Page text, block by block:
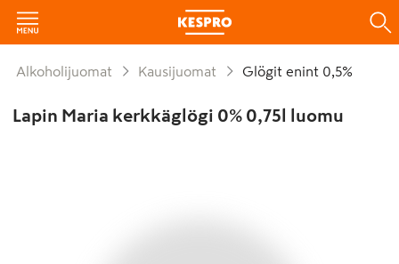
Alkoholijuomat Kausijuomat Glögit enint 0,5%
Lapin Maria kerkkäglögi 0% 0,75l luomu